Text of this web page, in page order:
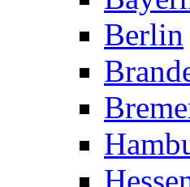
Berlin